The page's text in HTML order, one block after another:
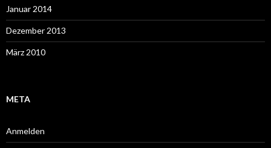
Januar 2014
Dezember 2013
März 2010
META
Anmelden